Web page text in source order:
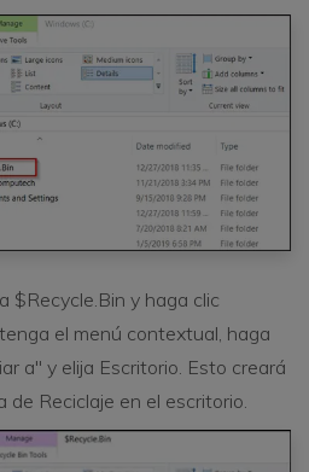
$Recycle.Bin y haga clic
el menú contextual, haga
a" y elija Escritorio. Esto creará
de Reciclaje en el escritorio.